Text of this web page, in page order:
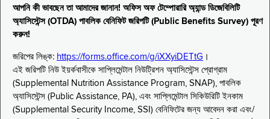
আপনি কী ভাবছেন তা আমাদের জানান! অফিস অফ টেম্পোরারি অ্যান্ড ডিজেবিলিটি
অ্যাসিস্টেন্স (OTDA) পাবলিক বেনিফিট জরিপটি (Public Benefits Survey) পূরণ
করুন!
জরিপের লিঙ্ক: https://forms.office.com/g/iXXyiDETtG ।
এই জরিপটি নিউ ইয়র্কবাসীকে সাপ্লিমেন্টাল নিউট্রিশন অ্যাসিস্টেন্স প্রোগ্রাম
(Supplemental Nutrition Assistance Program, SNAP), পাবলিক
অ্যাসিস্টেন্স (Public Assistance, PA), এবং সাপ্লিমেন্টাল সিকিউরিটি ইনকাম
(Supplemental Security Income, SSI) বেনিফিটের জন্য আবেদন করা এবং/